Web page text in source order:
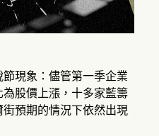
現象：儘管第一季企業
股價上漲，十多家藍籌
預期的情況下依然出現